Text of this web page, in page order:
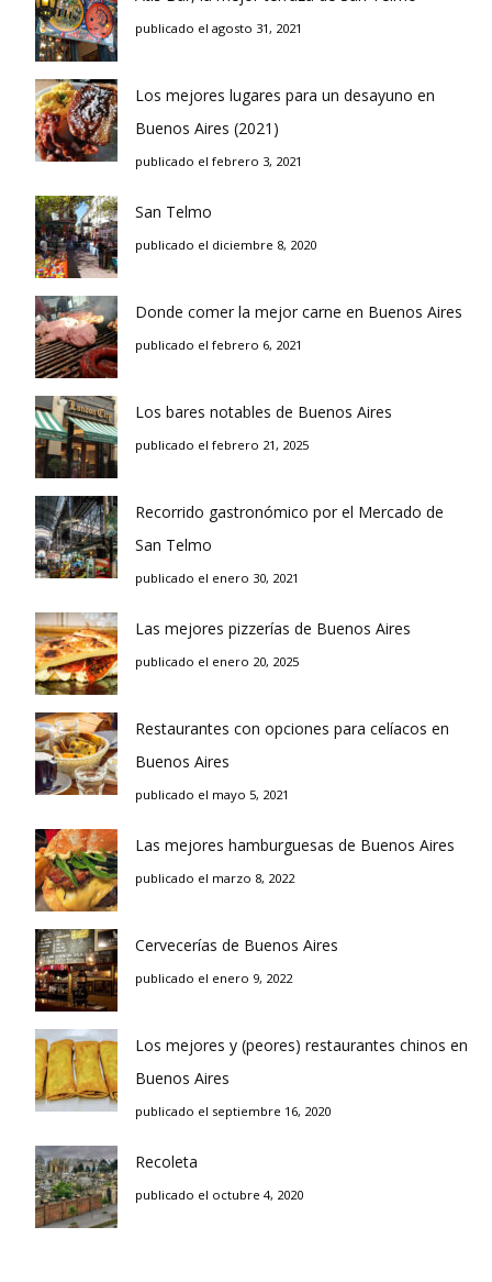
publicado el agosto 31, 2021
Los mejores lugares para un desayuno en
Buenos Aires (2021)
publicado el febrero 3, 2021
San Telmo
publicado el diciembre 8, 2020
Donde comer la mejor carne en Buenos Aires
publicado el febrero 6, 2021
Los bares notables de Buenos Aires
publicado el febrero 21, 2025
Recorrido gastronómico por el Mercado de
San Telmo
publicado el enero 30, 2021
Las mejores pizzerías de Buenos Aires
publicado el enero 20, 2025
Restaurantes con opciones para celíacos en
Buenos Aires
publicado el mayo 5, 2021
Las mejores hamburguesas de Buenos Aires
publicado el marzo 8, 2022
Cervecerías de Buenos Aires
publicado el enero 9, 2022
Los mejores y (peores) restaurantes chinos en
Buenos Aires
publicado el septiembre 16, 2020
Recoleta
publicado el octubre 4, 2020